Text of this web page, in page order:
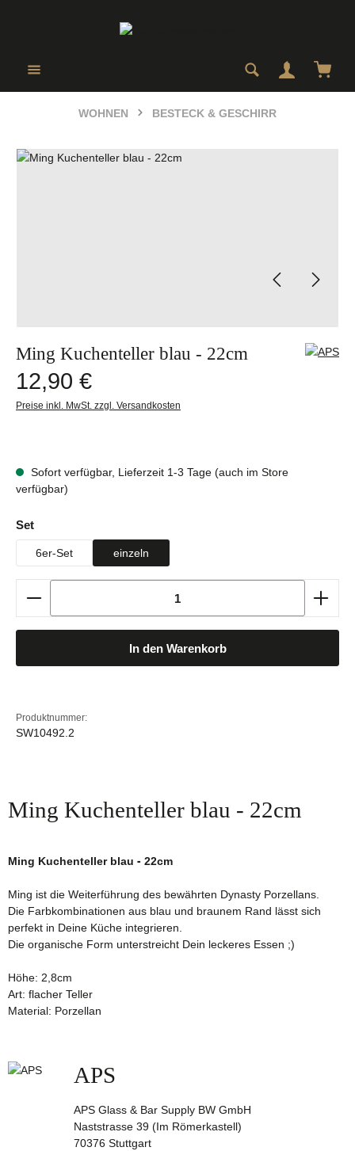
WOHNEN BESTECK & GESCHIRR
Bildergalerie überspringen
Ming Kuchenteller blau - 22cm
Regulärer Preis:
12,90 €
Preise inkl. MwSt. zzgl. Versandkosten
Sofort verfügbar, Lieferzeit 1-3 Tage (auch im Store
verfügbar)
Setauswählen
6er-Set einzeln
Produkt Anzahl: Gib den gewünschten Wert ein
In den Warenkorb
Produktnummer:
SW10492.2
Ming Kuchenteller blau - 22cm
Ming Kuchenteller blau - 22cm
Ming ist die Weiterführung des bewährten Dynasty Porzellans.
Die Farbkombinationen aus blau und braunem Rand lässt sich
perfekt in Deine Küche integrieren.
Die organische Form unterstreicht Dein leckeres Essen ;)
Höhe: 2,8cm
Art: flacher Teller
Material: Porzellan
APS
APS Glass & Bar Supply BW GmbH
Naststrasse 39 (Im Römerkastell)
70376 Stuttgart